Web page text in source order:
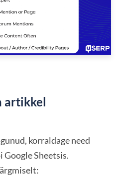
artikkel
korraldage need
Google Sheetsis.